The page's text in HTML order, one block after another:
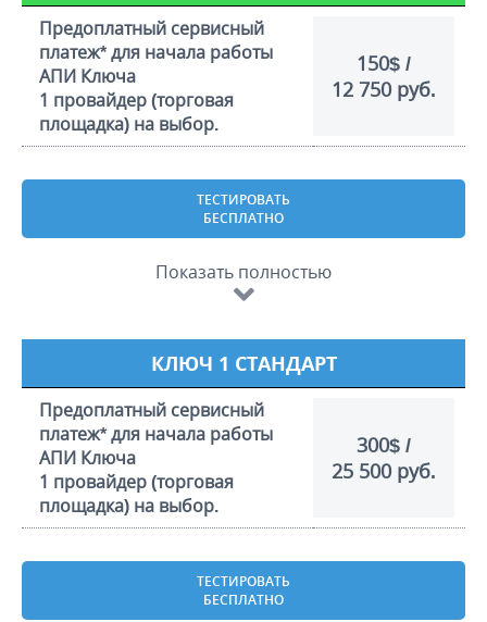
Предоплатный сервисный
платеж* для начала работы
АПИ Ключа
1 провайдер (торговая
площадка) на выбор.
150$ /
12 750 руб.
ТЕСТИРОВАТЬ
БЕСПЛАТНО
Показать полностью
КЛЮЧ 1 СТАНДАРТ
Предоплатный сервисный
платеж* для начала работы
АПИ Ключа
1 провайдер (торговая
площадка) на выбор.
300$ /
25 500 руб.
ТЕСТИРОВАТЬ
БЕСПЛАТНО